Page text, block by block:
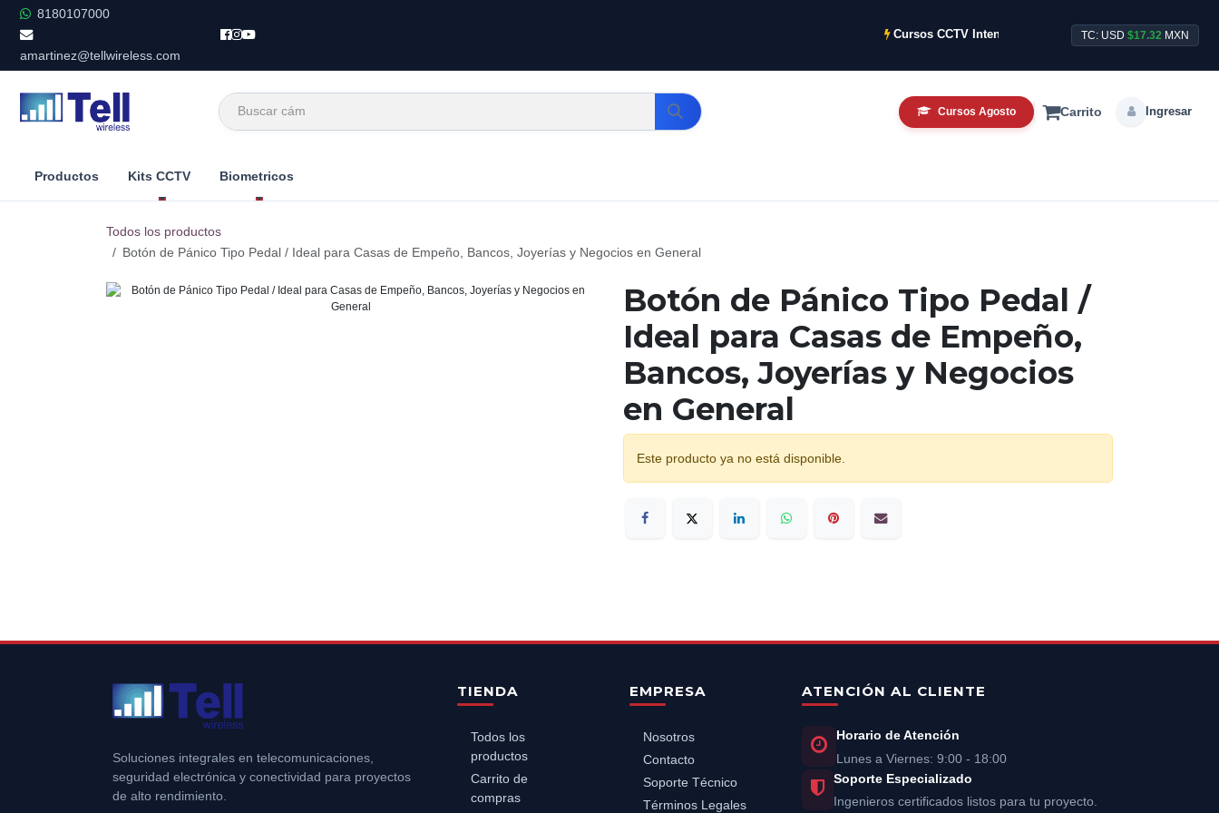
Ir al contenido
8180107000
amartinez@tellwireless.com
Cursos CCTV Intensivos de Agosto ya disponibles.
TC: USD$17.32 MXN
Cursos Agosto Carrito Ingresar
Productos Kits CCTV Biometricos
Todos los productos
Botón de Pánico Tipo Pedal / Ideal para Casas de Empeño, Bancos, Joyerías y Negocios en General
Botón de Pánico Tipo Pedal /
Ideal para Casas de Empeño,
Bancos, Joyerías y Negocios
en General
Este producto ya no está disponible.
Soluciones integrales en telecomunicaciones,
seguridad electrónica y conectividad para proyectos
de alto rendimiento.
TIENDA
Todos los
productos
Carrito de
compras
EMPRESA
Nosotros
Contacto
Soporte Técnico
Términos Legales
ATENCIÓN AL CLIENTE
Horario de Atención
Lunes a Viernes: 9:00 - 18:00
Soporte Especializado
Ingenieros certificados listos para tu proyecto.